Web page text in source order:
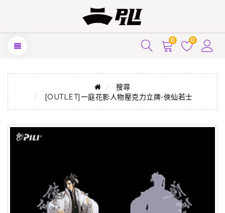
0 0
搜尋
[OUTLET]一庭花影人物壓克力立牌-俠仙若士